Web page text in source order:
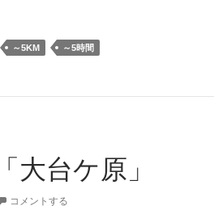
～5KM ～5時間
大台ケ原」
コメントする